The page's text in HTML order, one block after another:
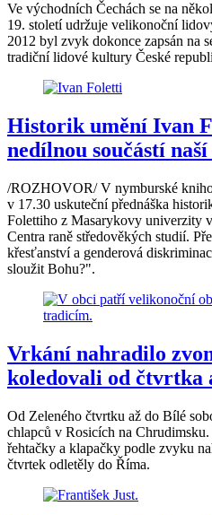
Ve východních Čechách se na
19. století udržuje velikonoční
2012 byl zvyk dokonce zapsán na
tradiční lidové kultury České
Historik umění Ivan
nedílnou součástí naší
/ROZHOVOR/ V nymburské
v 17.30 uskuteční přednáška
Folettiho z Masarykovy univerzity
Centra raně středověkých studií.
křesťanství a genderová
sloužit Bohu?".
Vrkání nahradilo
koledovali od čtvrtka
Od Zeleného čtvrtku až do Bílé
chlapců v Rosicích na
řehtačky a klapačky podle zvyku
čtvrtek odletěly do Říma.